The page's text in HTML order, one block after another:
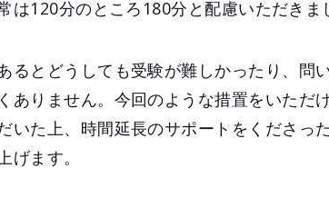
は120分のところ180分と配慮いただきま
るとどうしても受験が難しかったり、問
ありません。今回のような措置をいただ
いた上、時間延長のサポートをくださっ
げます。